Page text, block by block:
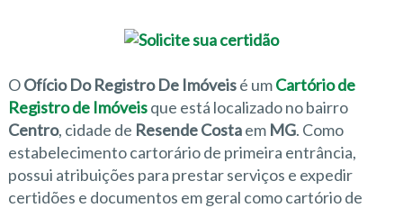
OOfício Do Registro De Imóveisé umCartório de
Registro de Imóveisque está localizado no bairro
Centro, cidade de Resende Costaem MG. Como
estabelecimento cartorário de primeira entrância,
possui atribuições para prestar serviços e expedir
certidões e documentos em geral como cartório de